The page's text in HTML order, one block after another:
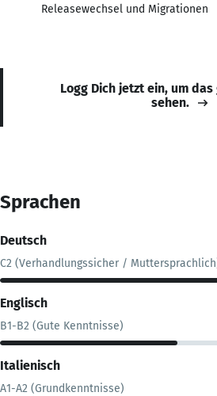
Releasewechsel und Migrationen
Logg Dich jetzt ein, um
sehen.
Sprachen
Deutsch
C2 (Verhandlungssicher /
Englisch
B1-B2 (Gute Kenntnisse)
Italienisch
A1-A2 (Grundkenntnisse)